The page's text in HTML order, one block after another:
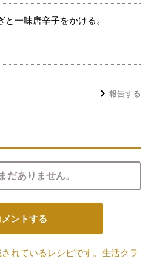
と一味唐辛子をかける。
報告する
だありません。
メントする
れているレシピです。生活クラ